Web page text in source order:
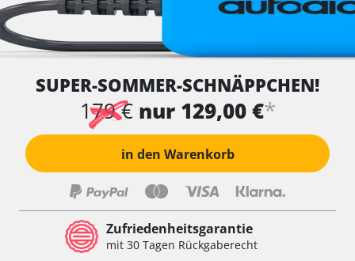
SUPER-SOMMER-SCHNÄPPCHEN!
179 € nur 129,00 €*
in den Warenkorb
Zufriedenheitsgarantie
mit 30 Tagen Rückgaberecht